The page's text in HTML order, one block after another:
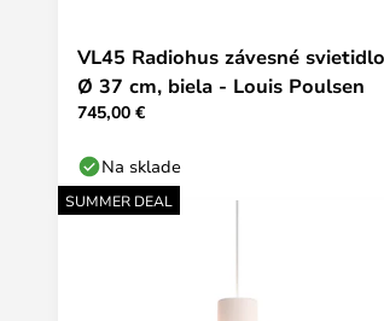
VL45 Radiohus závesné
Ø 37 cm, biela - Louis Poulsen
745,00 €
Na sklade
SUMMER DEAL